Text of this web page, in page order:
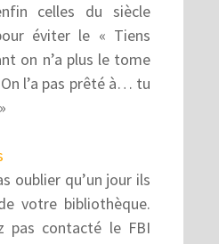
celles du siècle
éviter le « Tiens
on n’a plus le tome
l’a pas prêté à… tu
oublier qu’un jour ils
votre bibliothèque.
pas contacté le FBI